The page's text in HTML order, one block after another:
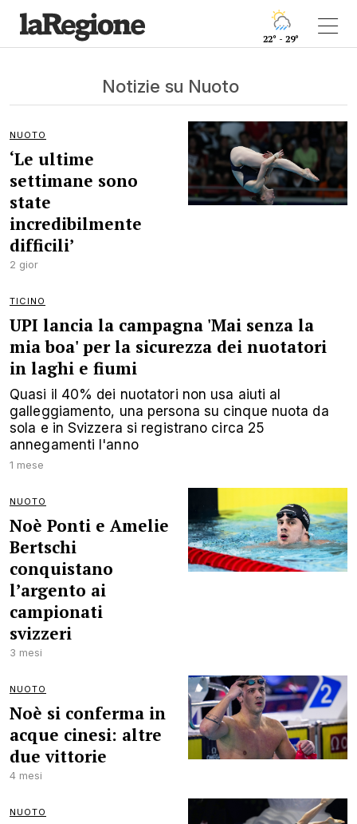
22° - 29°
Notizie su Nuoto
NUOTO
‘Le ultime
settimane sono
state
incredibilmente
difficili’
2 gior
TICINO
UPI lancia la campagna 'Mai senza la
mia boa' per la sicurezza dei nuotatori
in laghi e fiumi
Quasi il 40% dei nuotatori non usa aiuti al
galleggiamento, una persona su cinque nuota da
sola e in Svizzera si registrano circa 25
annegamenti l'anno
1 mese
NUOTO
Noè Ponti e Amelie
Bertschi
conquistano
l’argento ai
campionati
svizzeri
3 mesi
NUOTO
Noè si conferma in
acque cinesi: altre
due vittorie
4 mesi
NUOTO